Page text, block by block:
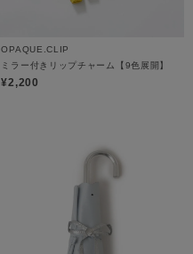
OPAQUE.CLIP
ミラー付きリップチャーム【9色展開】
¥2,200